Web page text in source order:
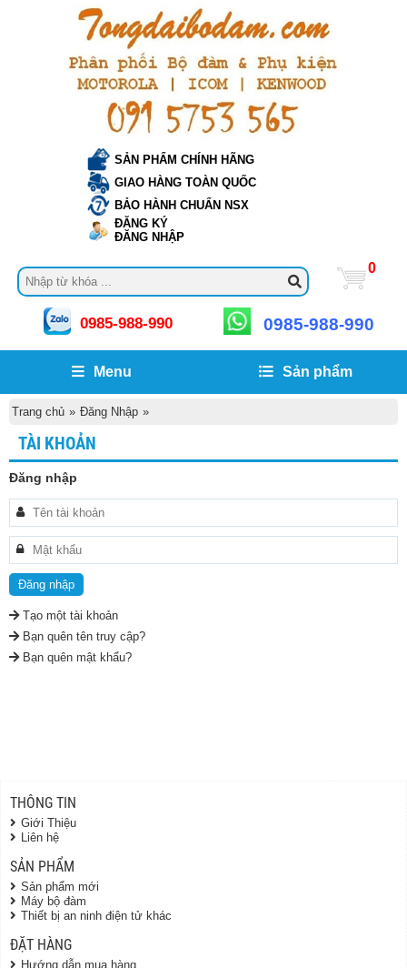
SẢN PHẨM CHÍNH HÃNG
GIAO HÀNG TOÀN QUỐC
BẢO HÀNH CHUẨN NSX
ĐĂNG KÝ
ĐĂNG NHẬP
0
0985-988-990 0985-988-990
Menu Sản phẩm
Trang chủ » Đăng Nhập »
TÀI KHOẢN
Đăng nhập
Đăng nhập
Tạo một tài khoản
Bạn quên tên truy cập?
Bạn quên mật khẩu?
THÔNG TIN
Giới Thiệu
Liên hệ
SẢN PHẨM
Sản phẩm mới
Máy bộ đàm
Thiết bị an ninh điện tử khác
ĐẶT HÀNG
Hướng dẫn mua hàng